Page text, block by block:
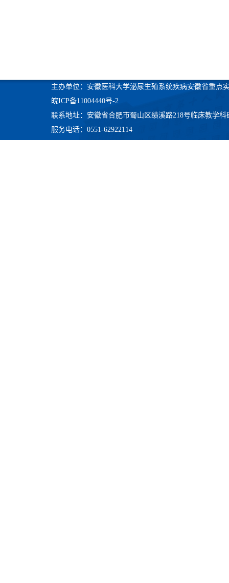
主办单位：安徽医科大学泌尿生殖系统疾病安徽省重点
皖ICP备11004440号-2
联系地址：安徽省合肥市蜀山区绩溪路218号临床教学科
服务电话：0551-62922114